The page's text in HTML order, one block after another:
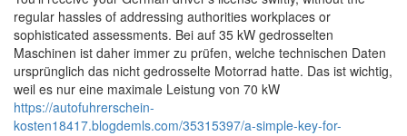
regular hassles of addressing authorities workplaces or
sophisticated assessments. Bei auf 35 kW gedrosselten
Maschinen ist daher immer zu prüfen, welche technischen Daten
ursprünglich das nicht gedrosselte Motorrad hatte. Das ist wichtig,
weil es nur eine maximale Leistung von 70 kW
https://autofuhrerschein-
kosten18417.blogdemls.com/35315397/a-simple-key-for-